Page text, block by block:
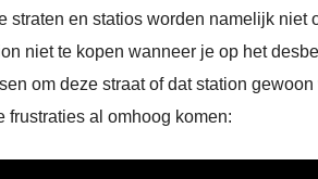
en statios worden namelijk niet
niet te kopen wanneer je op het
om deze straat of dat station
al omhoog komen: